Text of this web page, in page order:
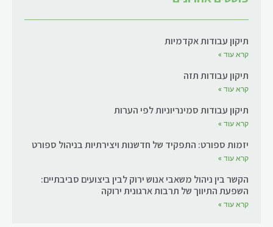
תיקון עבודות אקדמיות
קרא עוד »
תיקון עבודות תזה
קרא עוד »
תיקון עבודות סמינריוניות לפי הערות
קרא עוד »
יזמות ספורט: התפקיד של חדשנות ויצירתיות בניהול ספורט
קרא עוד »
הקשר בין ניהול משאבי אנוש ירוק לבין ביצועים סביבתיים:
השפעת התיווך של תרבות ארגונית ירוקה
קרא עוד »